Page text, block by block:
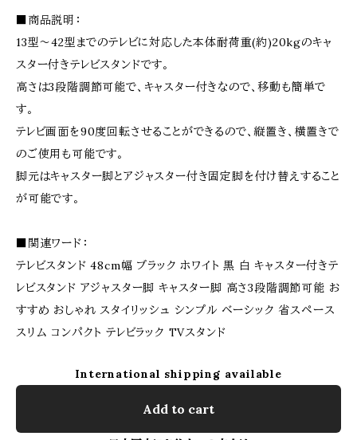
■商品説明：
13型〜42型までのテレビに対応した本体耐荷重(約)20kgのキャ
スター付きテレビスタンドです。
高さは3段階調節可能で、キャスター付きなので、移動も簡単で
す。
テレビ画面を90度回転させることができるので、縦置き、横置きで
のご使用も可能です。
脚元はキャスター脚とアジャスター付き固定脚を付け替えすること
が可能です。
■関連ワード：
テレビスタンド 48cm幅 ブラック ホワイト 黒 白 キャスター付きテ
レビスタンド アジャスター脚 キャスター脚 高さ3段階調節可能 お
すすめ おしゃれ スタイリッシュ シンプル ベーシック 省スペース
スリム コンパクト テレビラック TVスタンド
International shipping available
Add to cart